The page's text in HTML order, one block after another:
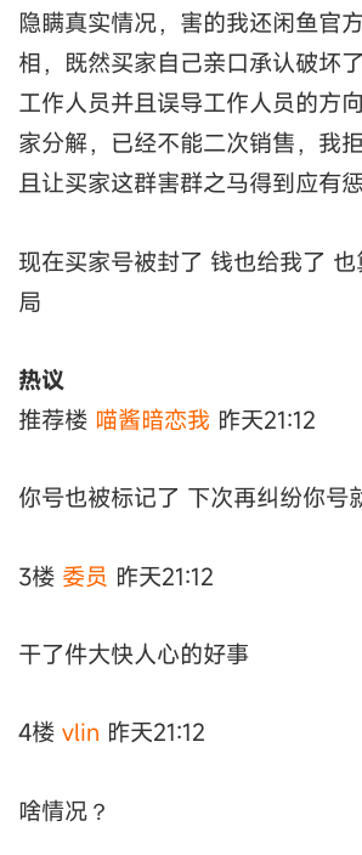
隐瞒真实情况，害的我还闲鱼官
相，既然买家自己亲口承认破坏
工作人员并且误导工作人员的方
家分解，已经不能二次销售，我
且让买家这群害群之马得到应有
现在买家号被封了 钱也给我了
局
热议
推荐楼 喵酱暗恋我 昨天21:12
你号也被标记了 下次再纠纷你号
3楼 委员 昨天21:12
干了件大快人心的好事
4楼 vlin 昨天21:12
啥情况？